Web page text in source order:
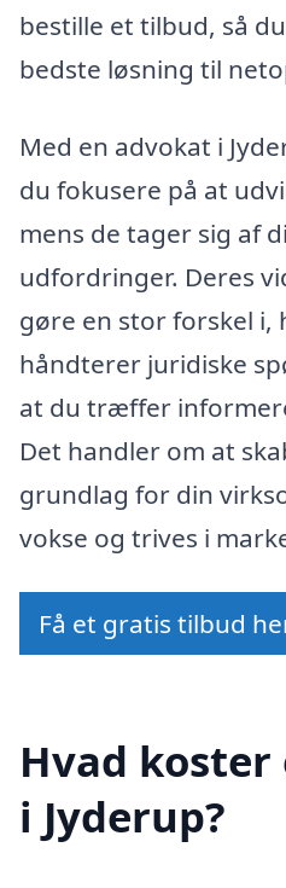
bestille et tilbud, så
bedste løsning til
Med en advokat i
du fokusere på at
mens de tager sig af
udfordringer. Deres
gøre en stor forskel i,
håndterer juridiske
at du træffer
Det handler om at
grundlag for din
vokse og trives i
Få et gratis tilbud
Hvad
i Jyderup?